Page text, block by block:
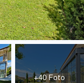
+40 Foto